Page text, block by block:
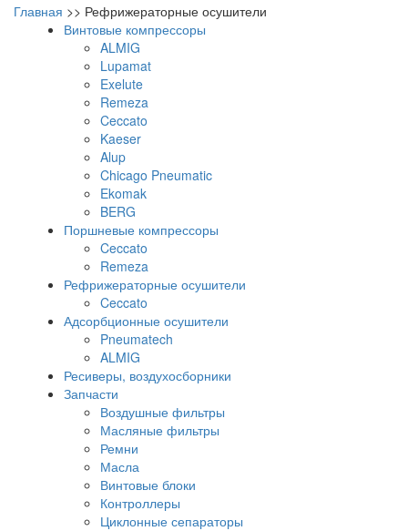
Главная >> Рефрижераторные осушители
Винтовые компрессоры
ALMIG
Lupamat
Exelute
Remeza
Ceccato
Kaeser
Alup
Chicago Pneumatic
Ekomak
BERG
Поршневые компрессоры
Ceccato
Remeza
Рефрижераторные осушители
Ceccato
Адсорбционные осушители
Pneumatech
ALMIG
Ресиверы, воздухосборники
Запчасти
Воздушные фильтры
Масляные фильтры
Ремни
Масла
Винтовые блоки
Контроллеры
Циклонные сепараторы